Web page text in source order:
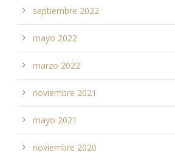
septiembre 2022
mayo 2022
marzo 2022
noviembre 2021
mayo 2021
noviembre 2020